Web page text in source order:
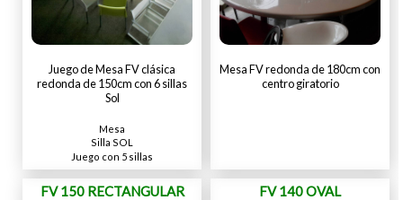
Juego de Mesa FV clásica
redonda de 150cm con 6 sillas
Sol
Mesa
Silla SOL
Juego con 5 sillas
Mesa FV redonda de 180cm con
centro giratorio
FV 150 RECTANGULAR FV 140 OVAL